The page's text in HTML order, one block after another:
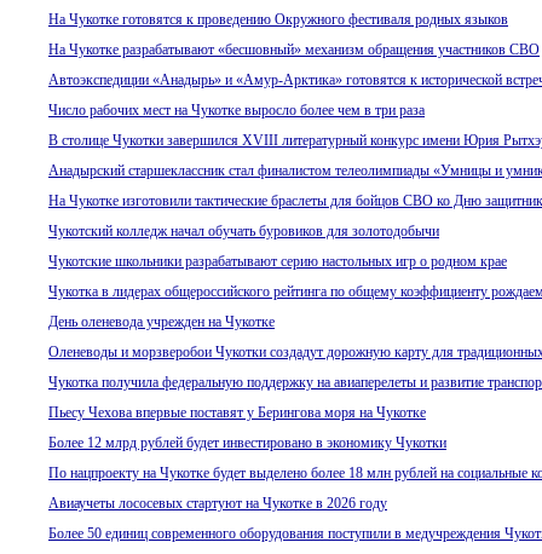
На Чукотке готовятся к проведению Окружного фестиваля родных языков
На Чукотке разрабатывают «бесшовный» механизм обращения участников СВО
Автоэкспедиции «Анадырь» и «Амур-Арктика» готовятся к исторической
Число рабочих мест на Чукотке выросло более чем в три раза
В столице Чукотки завершился XVIII литературный конкурс имени Юрия
Анадырский старшеклассник стал финалистом телеолимпиады «Умницы и
На Чукотке изготовили тактические браслеты для бойцов СВО ко Дню
Чукотский колледж начал обучать буровиков для золотодобычи
Чукотские школьники разрабатывают серию настольных игр о родном крае
Чукотка в лидерах общероссийского рейтинга по общему коэффициенту
День оленевода учрежден на Чукотке
Оленеводы и морзверобои Чукотки создадут дорожную карту для
Чукотка получила федеральную поддержку на авиаперелеты и развитие
Пьесу Чехова впервые поставят у Берингова моря на Чукотке
Более 12 млрд рублей будет инвестировано в экономику Чукотки
По нацпроекту на Чукотке будет выделено более 18 млн рублей на социальные
Авиаучеты лососевых стартуют на Чукотке в 2026 году
Более 50 единиц современного оборудования поступили в медучреждения